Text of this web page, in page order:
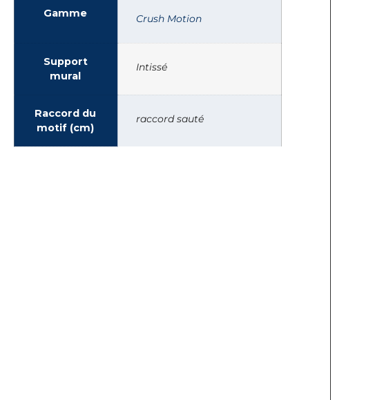
Gamme Crush Motion
Support
mural
Intissé
Raccord du
motif (cm)
raccord sauté